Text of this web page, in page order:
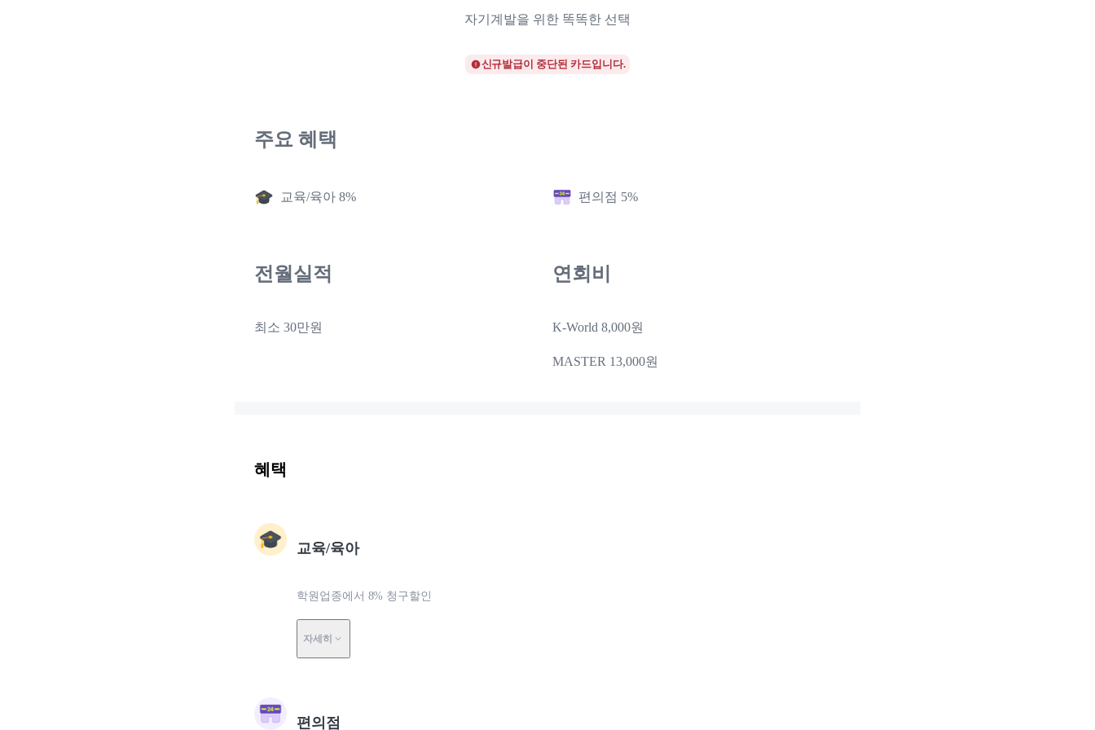
자기계발을 위한 똑똑한 선택
신규발급이 중단된 카드입니다.
주요 혜택
교육/육아 8% 편의점 5%
전월실적
최소 30만원
연회비
K-World 8,000원
MASTER 13,000원
혜택
교육/육아
학원업종에서 8% 청구할인
자세히
편의점